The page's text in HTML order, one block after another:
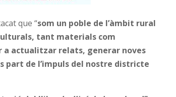
que “som un poble de l’àmbit rural
tant materials com
a actualitzar relats, generar noves
de l’impuls del nostre districte